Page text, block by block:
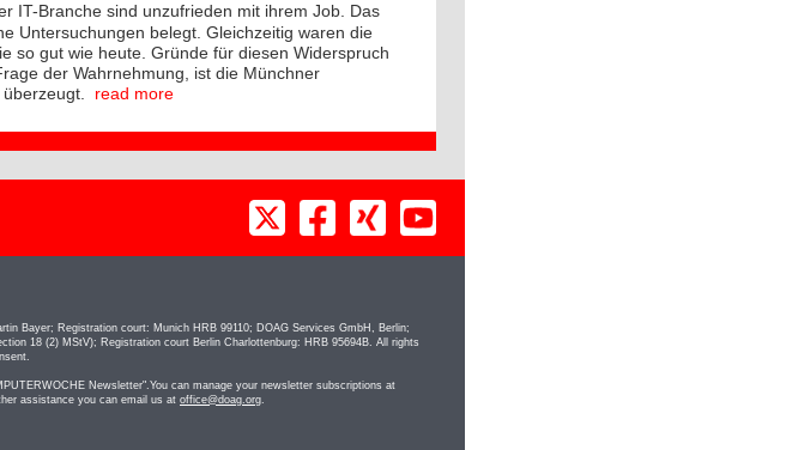
IT-Branche sind unzufrieden mit ihrem Job. Das
Untersuchungen belegt. Gleichzeitig waren die
so gut wie heute. Gründe für diesen Widerspruch
der Wahrnehmung, ist die Münchner
read more
Bayer; Registration court: Munich HRB 99110; DOAG Services GmbH, Berlin;
18 (2) MStV); Registration court Berlin Charlottenburg: HRB 95694B. All rights
Newsletter".You can manage your newsletter subscriptions at
assistance you can email us at office@doag.org.